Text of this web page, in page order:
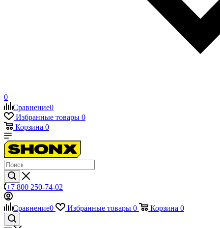
0
Сравнение0
Избранные товары 0
Корзина 0
+7 800 250-74-02
Сравнение0 Избранные товары 0 Корзина 0